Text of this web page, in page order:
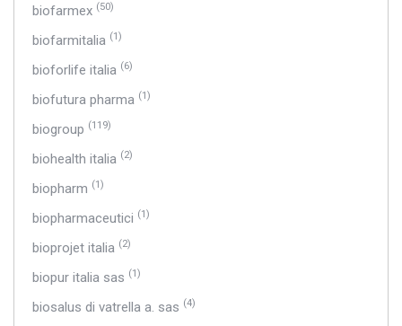
biofarmex (50)
biofarmitalia (1)
bioforlife italia (6)
biofutura pharma (1)
biogroup (119)
biohealth italia (2)
biopharm (1)
biopharmaceutici (1)
bioprojet italia (2)
biopur italia sas (1)
biosalus di vatrella a. sas (4)